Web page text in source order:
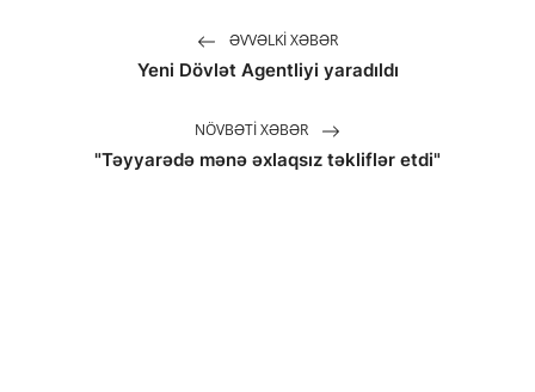
ƏVVƏLKI XƏBƏR
Yeni Dövlət Agentliyi yaradıldı
NÖVBƏTI XƏBƏR
"Təyyarədə mənə əxlaqsız təkliflər etdi"